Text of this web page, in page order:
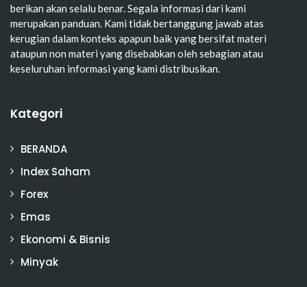
berikan akan selalu benar. Segala informasi dari kami
merupakan panduan. Kami tidak bertanggung jawab atas
kerugian dalam konteks apapun baik yang bersifat materi
ataupun non materi yang disebabkan oleh sebagian atau
keseluruhan informasi yang kami distribusikan.
Kategori
BERANDA
Index Saham
Forex
Emas
Ekonomi & Bisnis
Minyak